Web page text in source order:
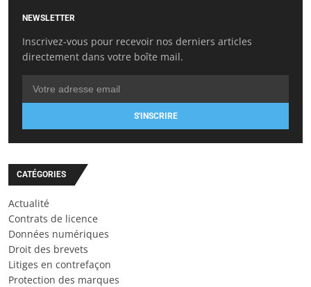
NEWSLETTER
Inscrivez-vous pour recevoir nos derniers articles
directement dans votre boîte mail.
S'INSCRIRE
CATÉGORIES
Actualité
Contrats de licence
Données numériques
Droit des brevets
Litiges en contrefaçon
Protection des marques